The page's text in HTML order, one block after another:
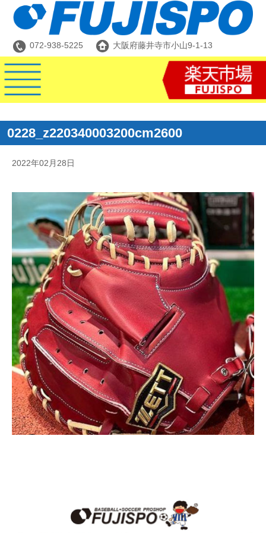
072-938-5225 大阪府藤井寺市小山9-1-13
0228_z220340003200cm2600
2022年02月28日